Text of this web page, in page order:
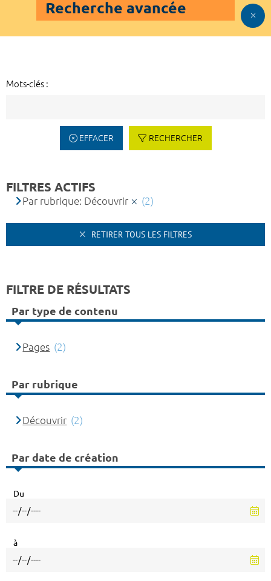
Recherche avancée
Mots-clés :
EFFACER RECHERCHER
FILTRES ACTIFS
Par rubrique: Découvrir (2)
RETIRER TOUS LES FILTRES
FILTRE DE RÉSULTATS
Par type de contenu
Pages (2)
Par rubrique
Découvrir (2)
Par date de création
Du
à